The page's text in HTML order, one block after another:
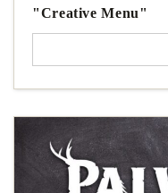
"Creative Menu"